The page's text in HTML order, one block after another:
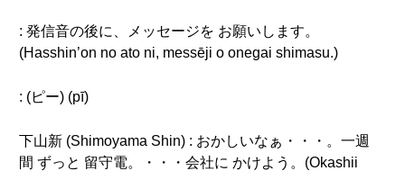
: 発信音の後に、メッセージを お願いします。
(Hasshin’on no ato ni, messēji o onegai shimasu.)
: (ピー) (pī)
下山新 (Shimoyama Shin) : おかしいなぁ・・・。一週
間 ずっと 留守電。・・・会社に かけよう。(Okashii